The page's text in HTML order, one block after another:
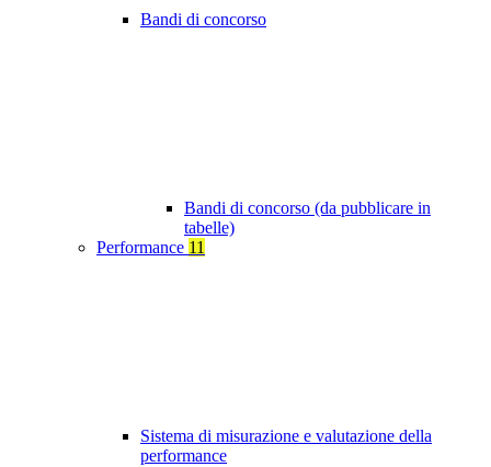
Bandi di concorso
Bandi di concorso (da pubblicare in
tabelle)
Performance 11
Sistema di misurazione e valutazione della
performance